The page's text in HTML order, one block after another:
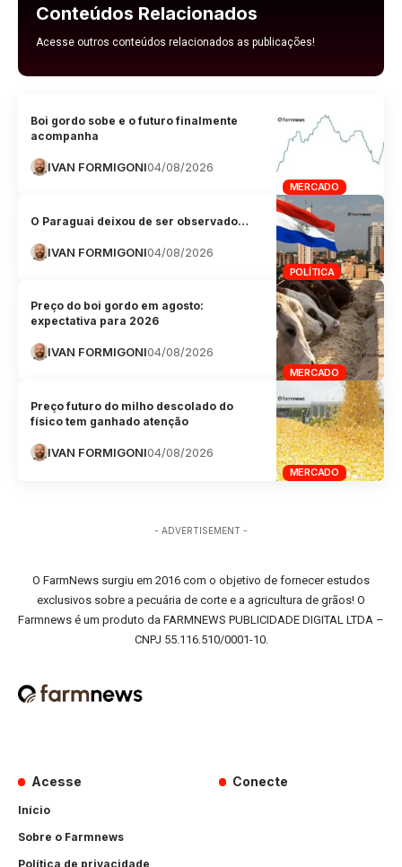
Conteúdos Relacionados
Acesse outros conteúdos relacionados as publicações!
MERCADO
Boi gordo sobe e o futuro finalmente
acompanha
IVAN FORMIGONI04/08/2026
POLÍTICA
O Paraguai deixou de ser observado…
IVAN FORMIGONI04/08/2026
MERCADO
Preço do boi gordo em agosto:
expectativa para 2026
IVAN FORMIGONI04/08/2026
MERCADO
Preço futuro do milho descolado do
físico tem ganhado atenção
IVAN FORMIGONI04/08/2026
- ADVERTISEMENT -
O FarmNews surgiu em 2016 com o objetivo de fornecer estudos
exclusivos sobre a pecuária de corte e a agricultura de grãos! O
Farmnews é um produto da FARMNEWS PUBLICIDADE DIGITAL LTDA –
CNPJ 55.116.510/0001-10.
Acesse
Início
Sobre o Farmnews
Política de privacidade
Conecte